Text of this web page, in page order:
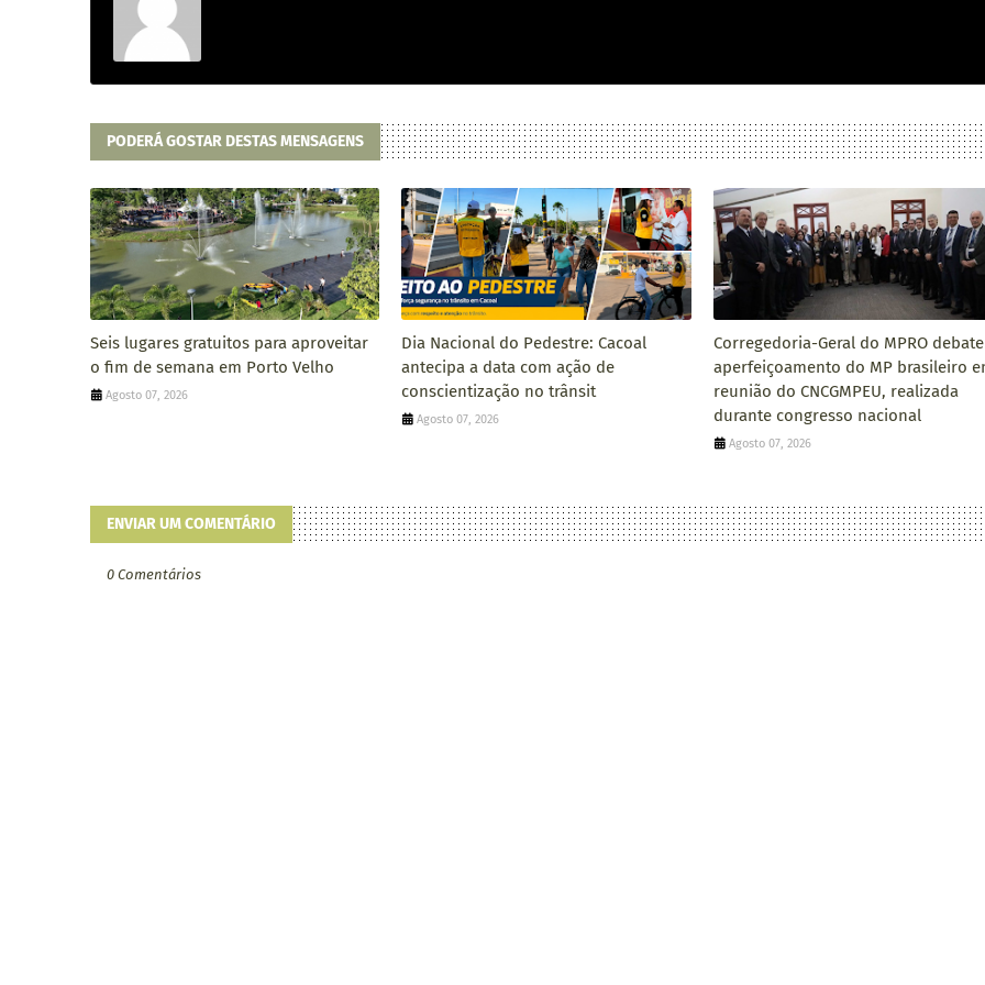
PODERÁ GOSTAR DESTAS MENSAGENS
Seis lugares gratuitos para aproveitar
o fim de semana em Porto Velho
Agosto 07, 2026
Dia Nacional do Pedestre: Cacoal
antecipa a data com ação de
conscientização no trânsit
Agosto 07, 2026
Corregedoria-Geral do MPRO debate
aperfeiçoamento do MP brasileiro
reunião do CNCGMPEU, realizada
durante congresso nacional
Agosto 07, 2026
ENVIAR UM COMENTÁRIO
0 Comentários